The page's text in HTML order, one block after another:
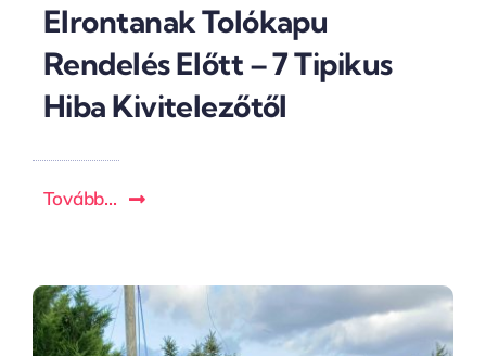
Elrontanak Tolókapu
Rendelés Előtt – 7 Tipikus
Hiba Kivitelezőtől
Tovább...